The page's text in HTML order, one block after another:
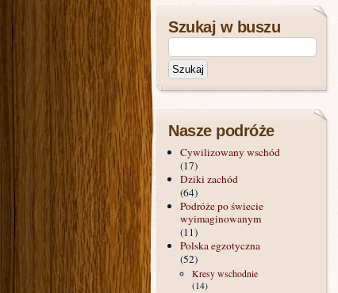
Szukaj w buszu
Nasze podróże
Cywilizowany wschód
(17)
Dziki zachód
(64)
Podróże po świecie
wyimaginowanym
(11)
Polska egzotyczna
(52)
Kresy wschodnie
(14)